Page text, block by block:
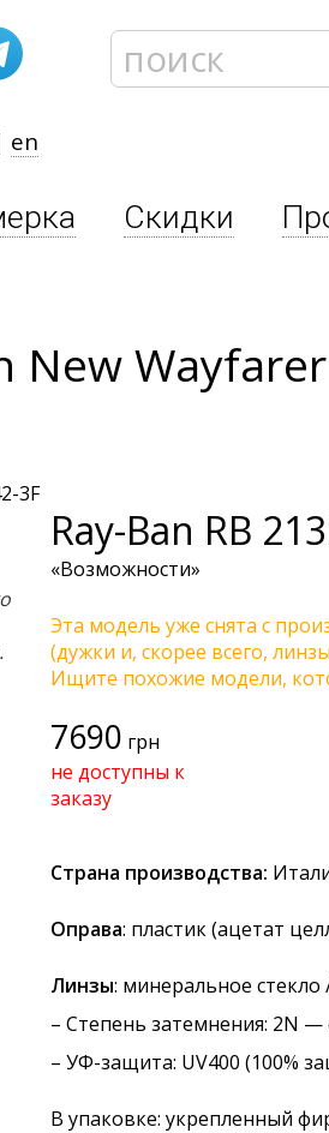
en
Скидки
Ray-Ban RB
«Возможности»
Эта модель уже снята с
(дужки и, скорее всего,
Ищите похожие модели,
7690 грн
не доступны к
заказу
Страна производства:
Оправа: пластик (ацетат
Линзы: минеральное стекло
– Степень затемнения: 2N —
– УФ-защита: UV400 (100%
В упаковке: укрепленный